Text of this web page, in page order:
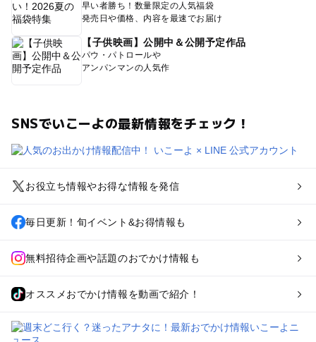
早い者勝ち！数量限定の人気福袋
発売日や価格、内容を最速でお届け
【子供映画】公開中＆公開予定作品
パウ・パトロールや
アンパンマンの人気作
SNSでいこーよの最新情報をチェック！
お役立ち情報やお得な情報を発信
毎日更新！旬イベント&お得情報も
無料招待企画や話題のおでかけ情報も
オススメおでかけ情報を動画で紹介！